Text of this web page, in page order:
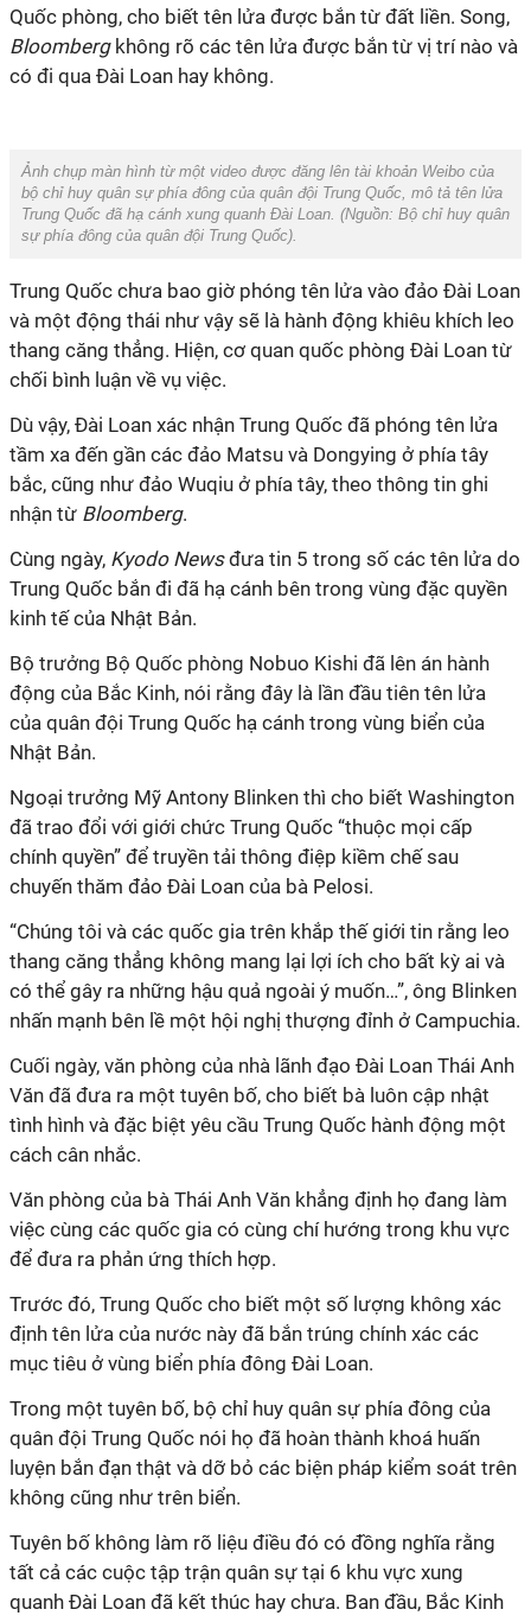
Quốc phòng, cho biết tên lửa được bắn từ đất liền. Song,
Bloombergkhông rõ các tên lửa được bắn từ vị trí nào và
có đi qua Đài Loan hay không.
Ảnh chụp màn hình từ một video được đăng lên tài khoản Weibo của
bộ chỉ huy quân sự phía đông của quân đội Trung Quốc, mô tả tên lửa
Trung Quốc đã hạ cánh xung quanh Đài Loan. (Nguồn: Bộ chỉ huy quân
sự phía đông của quân đội Trung Quốc).
Trung Quốc chưa bao giờ phóng tên lửa vào đảo Đài Loan
và một động thái như vậy sẽ là hành động khiêu khích leo
thang căng thẳng. Hiện, cơ quan quốc phòng Đài Loan từ
chối bình luận về vụ việc.
Dù vậy, Đài Loan xác nhận Trung Quốc đã phóng tên lửa
tầm xa đến gần các đảo Matsu và Dongying ở phía tây
bắc, cũng như đảo Wuqiu ở phía tây, theo thông tin ghi
nhận từ Bloomberg.
Cùng ngày, Kyodo Newsđưa tin 5 trong số các tên lửa do
Trung Quốc bắn đi đã hạ cánh bên trong vùng đặc quyền
kinh tế của Nhật Bản.
Bộ trưởng Bộ Quốc phòng Nobuo Kishi đã lên án hành
động của Bắc Kinh, nói rằng đây là lần đầu tiên tên lửa
của quân đội Trung Quốc hạ cánh trong vùng biển của
Nhật Bản.
Ngoại trưởng Mỹ Antony Blinken thì cho biết Washington
đã trao đổi với giới chức Trung Quốc “thuộc mọi cấp
chính quyền” để truyền tải thông điệp kiềm chế sau
chuyến thăm đảo Đài Loan của bà Pelosi.
“Chúng tôi và các quốc gia trên khắp thế giới tin rằng leo
thang căng thẳng không mang lại lợi ích cho bất kỳ ai và
có thể gây ra những hậu quả ngoài ý muốn…”, ông Blinken
nhấn mạnh bên lề một hội nghị thượng đỉnh ở Campuchia.
Cuối ngày, văn phòng của nhà lãnh đạo Đài Loan Thái Anh
Văn đã đưa ra một tuyên bố, cho biết bà luôn cập nhật
tình hình và đặc biệt yêu cầu Trung Quốc hành động một
cách cân nhắc.
Văn phòng của bà Thái Anh Văn khẳng định họ đang làm
việc cùng các quốc gia có cùng chí hướng trong khu vực
để đưa ra phản ứng thích hợp.
Trước đó, Trung Quốc cho biết một số lượng không xác
định tên lửa của nước này đã bắn trúng chính xác các
mục tiêu ở vùng biển phía đông Đài Loan.
Trong một tuyên bố, bộ chỉ huy quân sự phía đông của
quân đội Trung Quốc nói họ đã hoàn thành khoá huấn
luyện bắn đạn thật và dỡ bỏ các biện pháp kiểm soát trên
không cũng như trên biển.
Tuyên bố không làm rõ liệu điều đó có đồng nghĩa rằng
tất cả các cuộc tập trận quân sự tại 6 khu vực xung
quanh Đài Loan đã kết thúc hay chưa. Ban đầu, Bắc Kinh